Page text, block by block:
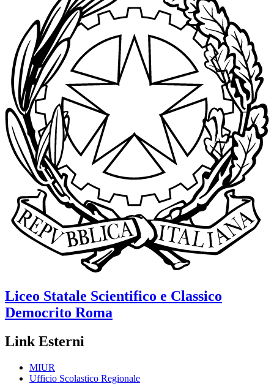
Liceo Statale Scientifico e Classico
Democrito Roma
Link Esterni
MIUR
Ufficio Scolastico Regionale